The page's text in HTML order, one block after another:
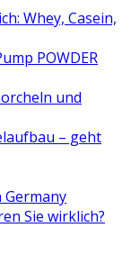
Whey, Casein,
POWDER
und
– geht
Germany
Sie wirklich?